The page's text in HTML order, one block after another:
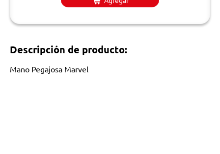
Descripción de producto:
Mano Pegajosa Marvel